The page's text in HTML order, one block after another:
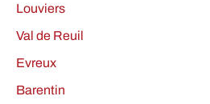
Louviers
Val de Reuil
Evreux
Barentin